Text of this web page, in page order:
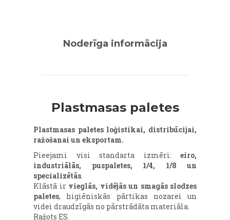
Noderīga informācija
Plastmasas paletes
Plastmasas paletes loģistikai, distribūcijai,
ražošanai un eksportam.
Pieejami visi standarta izmēri: eiro,
industriālās, puspaletes, 1/4, 1/8 un
specializētās
Klāstā ir vieglās, vidējās un smagās slodzes
paletes, higiēniskās pārtikas nozarei un
videi draudzīgās no pārstrādāta materiāla.
Ražots ES.